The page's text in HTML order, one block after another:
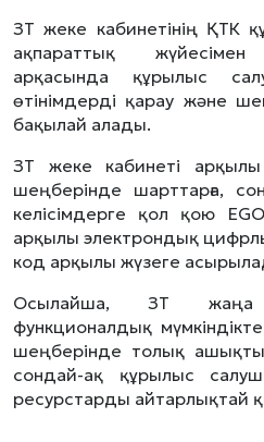
ЗТ жеке кабинетінің ҚТК
ақпараттық жүйесімен
арқасында құрылыс
өтінімдерді қарау және
бақылай алады.
ЗТ жеке кабинеті
шеңберінде шарттарға,
келісімдерге қол қою
арқылы электрондық
код арқылы жүзеге
Осылайша, ЗТ жаңа
функционалдық
шеңберінде толық
сондай-ақ құрылыс
ресурстарды айтарлықтай